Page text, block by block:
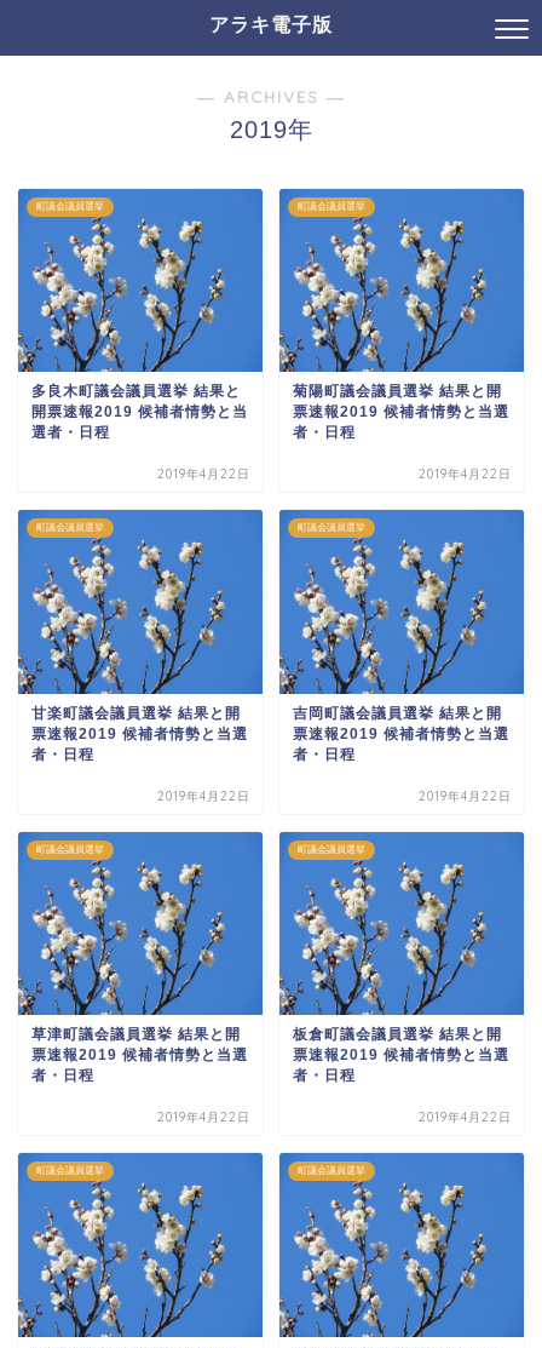
アラキ電子版
― ARCHIVES ―
2019年
町議会議員選挙
多良木町議会議員選挙 結果と
開票速報2019 候補者情勢と当
選者・日程
2019年4月22日
町議会議員選挙
菊陽町議会議員選挙 結果と開
票速報2019 候補者情勢と当選
者・日程
2019年4月22日
町議会議員選挙
甘楽町議会議員選挙 結果と開
票速報2019 候補者情勢と当選
者・日程
2019年4月22日
町議会議員選挙
吉岡町議会議員選挙 結果と開
票速報2019 候補者情勢と当選
者・日程
2019年4月22日
町議会議員選挙
草津町議会議員選挙 結果と開
票速報2019 候補者情勢と当選
者・日程
2019年4月22日
町議会議員選挙
板倉町議会議員選挙 結果と開
票速報2019 候補者情勢と当選
者・日程
2019年4月22日
町議会議員選挙 町議会議員選挙